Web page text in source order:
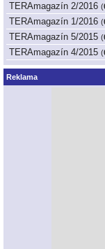
TERAmagazín 2/2016 (
TERAmagazín 1/2016 (
TERAmagazín 5/2015 (
TERAmagazín 4/2015 (
Reklama